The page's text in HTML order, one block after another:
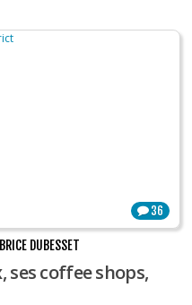
36
DUBESSET
ses coffee shops,